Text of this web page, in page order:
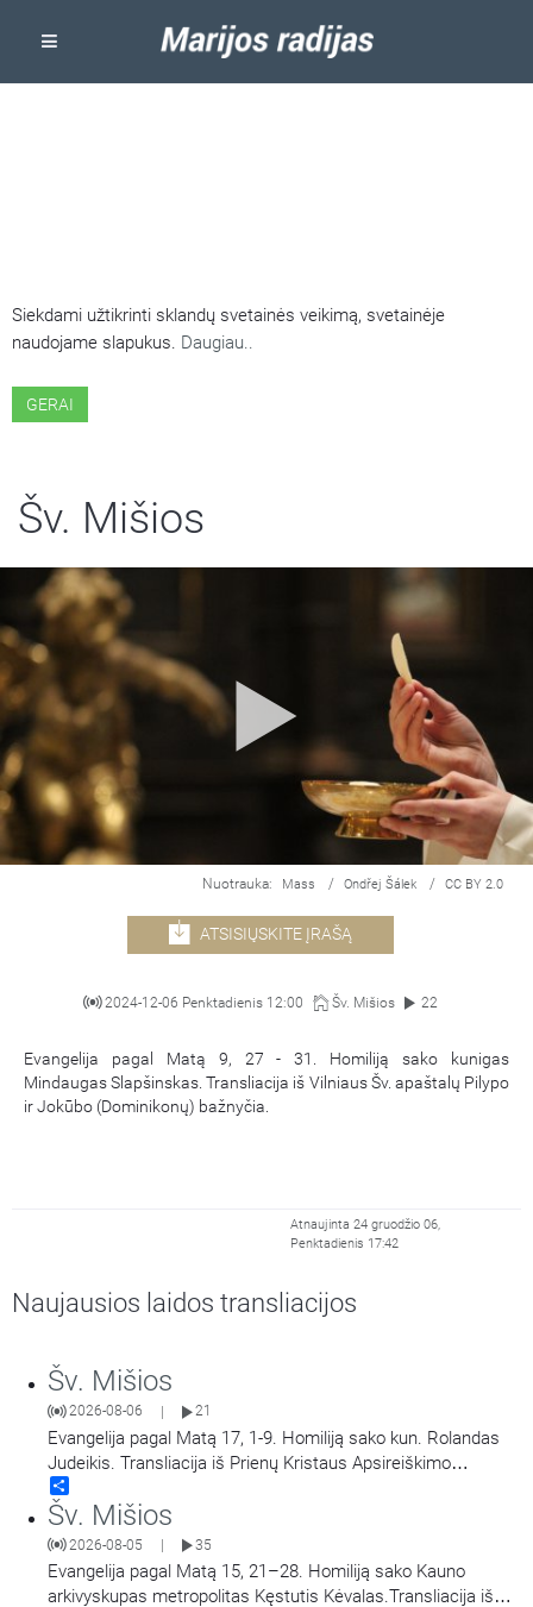
Siekdami užtikrinti sklandų svetainės veikimą, svetainėje
naudojame slapukus. Daugiau..
GERAI
Šv. Mišios
Nuotrauka: Mass / Ondřej Šálek / CC BY 2.0
ATSISIŲSKITE ĮRAŠĄ
2024-12-06 Penktadienis 12:00 Šv. Mišios 22
Evangelija pagal Matą 9, 27 - 31. Homiliją sako kunigas
Mindaugas Slapšinskas. Transliacija iš Vilniaus Šv. apaštalų Pilypo
ir Jokūbo (Dominikonų) bažnyčia.
Atnaujinta 24 gruodžio 06,
Penktadienis 17:42
Naujausios laidos transliacijos
Šv. Mišios
2026-08-06 21
Evangelija pagal Matą 17, 1-9. Homiliją sako kun. Rolandas
Judeikis. Transliacija iš Prienų Kristaus Apsireiškimo
bažnyčios.
Šv. Mišios
2026-08-05 35
Evangelija pagal Matą 15, 21–28. Homiliją sako Kauno
arkivyskupas metropolitas Kęstutis Kėvalas.Transliacija iš